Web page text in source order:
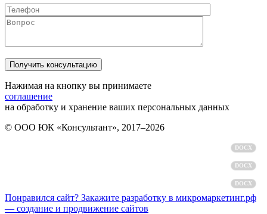
Нажимая на кнопку вы принимаете
соглашение
на обработку и хранение ваших персональных данных
© ООО ЮК «Консультант», 2017–2026
DOCX
DOCX
DOCX
Понравился сайт? Закажите разработку в микромаркетинг.рф
— создание и продвижение сайтов